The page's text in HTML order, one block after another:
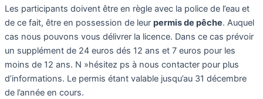
Les participants doivent être en règle avec la police de l’eau et
de ce fait, être en possession de leur permis de pêche. Auquel
cas nous pouvons vous délivrer la licence. Dans ce cas prévoir
un supplément de 24 euros dés 12 ans et 7 euros pour les
moins de 12 ans. N »hésitez ps à nous contacter pour plus
d’informations. Le permis étant valable jusqu’au 31 décembre
de l’année en cours.